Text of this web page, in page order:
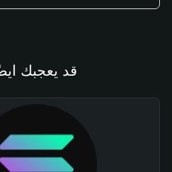
قد يعجبك